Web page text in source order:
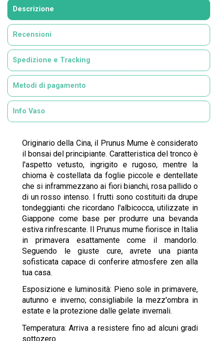
Descrizione
Recensioni
Spedizione e Tracking
Metodi di pagamento
Info Vaso
Originario della Cina, il Prunus Mume è considerato
il bonsai del principiante. Caratteristica del tronco è
l'aspetto vetusto, ingrigito e rugoso, mentre la
chioma è costellata da foglie piccole e dentellate
che si inframmezzano ai fiori bianchi, rosa pallido o
di un rosso intenso. I frutti sono costituiti da drupe
tondeggianti che ricordano l'albicocca, utilizzate in
Giappone come base per produrre una bevanda
estiva rinfrescante. Il Prunus mume fiorisce in Italia
in primavera esattamente come il mandorlo.
Seguendo le giuste cure, avrete una pianta
sofisticata capace di conferire atmosfere zen alla
tua casa.
Esposizione e luminosità: Pieno sole in primavere,
autunno e inverno; consigliabile la mezz'ombra in
estate e la protezione dalle gelate invernali.
Temperatura: Arriva a resistere fino ad alcuni gradi
sottozero.